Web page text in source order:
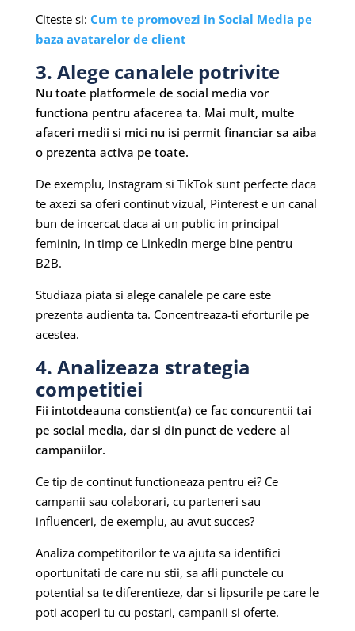
Citeste si: Cum te promovezi in Social Media pe
baza avatarelor de client
3. Alege canalele potrivite
Nu toate platformele de social media vor
functiona pentru afacerea ta. Mai mult, multe
afaceri medii si mici nu isi permit financiar sa aiba
o prezenta activa pe toate.
De exemplu, Instagram si TikTok sunt perfecte daca
te axezi sa oferi continut vizual, Pinterest e un canal
bun de incercat daca ai un public in principal
feminin, in timp ce LinkedIn merge bine pentru
B2B.
Studiaza piata si alege canalele pe care este
prezenta audienta ta. Concentreaza-ti eforturile pe
acestea.
4. Analizeaza strategia
competitiei
Fii intotdeauna constient(a) ce fac concurentii tai
pe social media, dar si din punct de vedere al
campaniilor.
Ce tip de continut functioneaza pentru ei? Ce
campanii sau colaborari, cu parteneri sau
influenceri, de exemplu, au avut succes?
Analiza competitorilor te va ajuta sa identifici
oportunitati de care nu stii, sa afli punctele cu
potential sa te diferentieze, dar si lipsurile pe care le
poti acoperi tu cu postari, campanii si oferte.